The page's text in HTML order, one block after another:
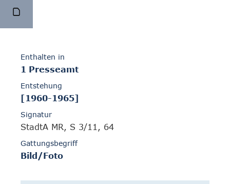
Enthalten in
1 Presseamt
Entstehung
[1960-1965]
Signatur
StadtA MR, S 3/11, 64
Gattungsbegriff
Bild/Foto